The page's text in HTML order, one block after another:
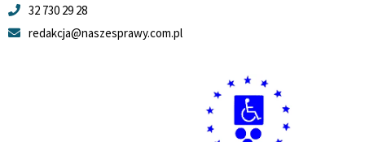
32 730 29 28
redakcja@naszesprawy.com.pl